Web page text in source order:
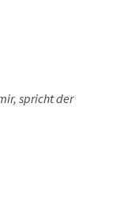
spricht der